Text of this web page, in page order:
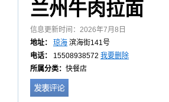
兰州牛肉拉面
信息更新时间：2026年7月8日
地址：
琼海 滨海街141号
电话： 15508938572 我要删除
所属分类： 快餐店